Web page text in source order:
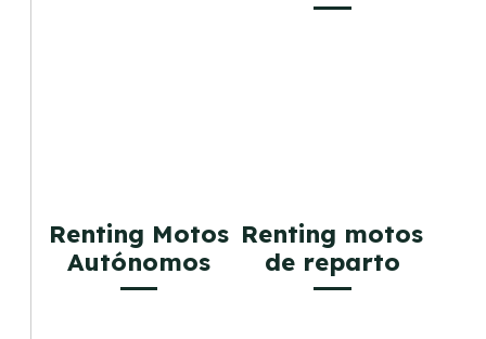
Renting Motos
Autónomos
Renting motos
de reparto